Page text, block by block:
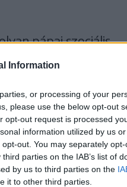
Information
or processing of your
please use the below opt-out
opt-out request is processed
information utilized by us
out. You may separately
parties on the IAB’s list of
by us to third parties on the
it to other third parties.
pápai szociális
vatikáni
zárt ajtók mögött
szövegét közölte,
Utóbbit nem